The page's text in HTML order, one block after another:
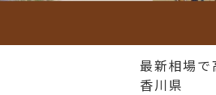
最新相場で
香川県